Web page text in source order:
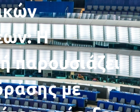
Η
παρουσιάζει
με